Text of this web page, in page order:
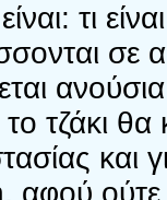
τι
σε
τζάκι θα
και
αφού